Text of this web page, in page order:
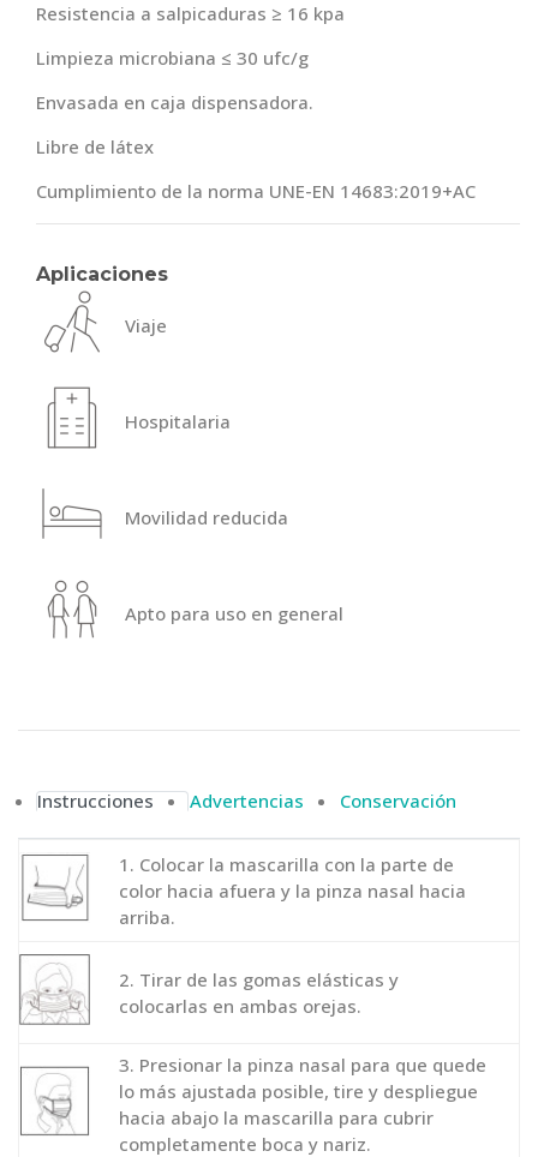
Resistencia a salpicaduras ≥ 16 kpa
Limpieza microbiana ≤ 30 ufc/g
Envasada en caja dispensadora.
Libre de látex
Cumplimiento de la norma UNE-EN 14683:2019+AC
Aplicaciones
Viaje
Hospitalaria
Movilidad reducida
Apto para uso en general
Instrucciones Advertencias Conservación
1. Colocar la mascarilla con la parte de
color hacia afuera y la pinza nasal hacia
arriba.
2. Tirar de las gomas elásticas y
colocarlas en ambas orejas.
3. Presionar la pinza nasal para que quede
lo más ajustada posible, tire y despliegue
hacia abajo la mascarilla para cubrir
completamente boca y nariz.